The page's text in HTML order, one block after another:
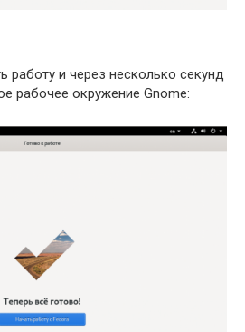
работу и через несколько секунд
рабочее окружение Gnome: